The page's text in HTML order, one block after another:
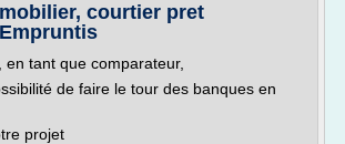
courtier pret
en tant que comparateur,
de faire le tour des banques en
projet